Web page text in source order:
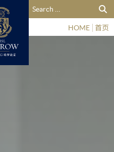
搜索：
HOME 首页